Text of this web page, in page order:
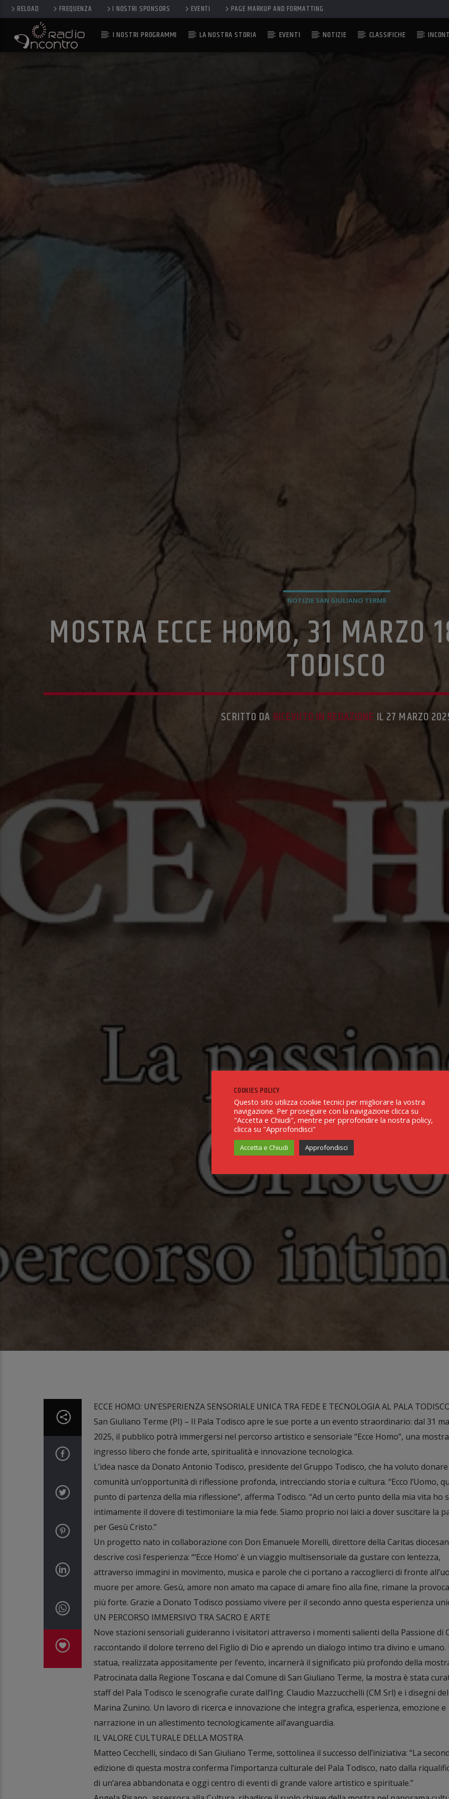
RELOAD FREQUENZA I NOSTRI SPONSORS EVENTI PAGE MARKUP AND FORMATTING
I NOSTRI PROGRAMMI LA NOSTRA STORIA EVENTI NOTIZIE CLASSIFICHE
NOTIZIE SAN GIULIANO TERME
MOSTRA ECCE HOMO, 31 MARZO
TODISCO
SCRITTO DA RICEVUTO IN REDAZIONE IL 27 MARZO
ECCE HOMO: UN’ESPERIENZA SENSORIALE UNICA TRA FEDE E TECNOLOGIA AL PALA
San Giuliano Terme (PI) – Il Pala Todisco apre le sue porte a un evento straordinario: dal 31
2025, il pubblico potrà immergersi nel percorso artistico e sensoriale “Ecce Homo”, una
ingresso libero che fonde arte, spiritualità e innovazione tecnologica.
L’idea nasce da Donato Antonio Todisco, presidente del Gruppo Todisco, che ha voluto
comunità un’opportunità di riflessione profonda, intrecciando storia e cultura. “Ecco l’Uomo,
punto di partenza della mia riflessione”, afferma Todisco. “Ad un certo punto della mia vita ho
intimamente il dovere di testimoniare la mia fede. Siamo proprio noi laici a dover suscitare la
per Gesù Cristo.”
Un progetto nato in collaborazione con Don Emanuele Morelli, direttore della Caritas
descrive così l’esperienza: “‘Ecce Homo’ è un viaggio multisensoriale da gustare con lentezza,
attraverso immagini in movimento, musica e parole che ci portano a raccoglierci di fronte
muore per amore. Gesù, amore non amato ma capace di amare fino alla fine, rimane la
più forte. Grazie a Donato Todisco possiamo vivere per il secondo anno questa esperienza
UN PERCORSO IMMERSIVO TRA SACRO E ARTE
Nove stazioni sensoriali guideranno i visitatori attraverso i momenti salienti della Passione di
raccontando il dolore terreno del Figlio di Dio e aprendo un dialogo intimo tra divino e umano.
statua, realizzata appositamente per l’evento, incarnerà il significato più profondo della
Patrocinata dalla Regione Toscana e dal Comune di San Giuliano Terme, la mostra è stata
staff del Pala Todisco le scenografie curate dall’Ing. Claudio Mazzucchelli (CM Srl) e i disegni
Marina Zunino. Un lavoro di ricerca e innovazione che integra grafica, esperienza, emozione e
narrazione in un allestimento tecnologicamente all’avanguardia.
IL VALORE CULTURALE DELLA MOSTRA
Matteo Cecchelli, sindaco di San Giuliano Terme, sottolinea il successo dell’iniziativa: “La
edizione di questa mostra conferma l’importanza culturale del Pala Todisco, nato dalla
di un’area abbandonata e oggi centro di eventi di grande valore artistico e spirituale.”
COOKIES POLICY
Questo sito utilizza cookie tecnici per migliorare la vostra
navigazione. Per proseguire con la navigazione clicca su
"Accetta e Chiudi", mentre per pprofondire la nostra policy,
clicca su "Approfondisci"
Accetta e Chiudi Approfondisci